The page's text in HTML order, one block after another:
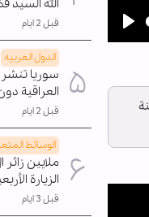
الله السيد
قبل 2 ايام
الدول العربیه
سوريا
العراقية
قبل 2 ايام
الوسائط
ملايين زائر
الزيارة
قبل 3 ايام